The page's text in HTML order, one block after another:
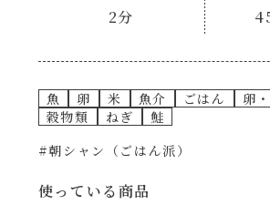
サラダ
シャンタン粉末
創味のつゆ
創味のつゆあまくち
2分
魚 卵 米 魚介 ごはん 卵
穀物類
ねぎ
鮭
#朝シャン（ごはん派）
使っている商品